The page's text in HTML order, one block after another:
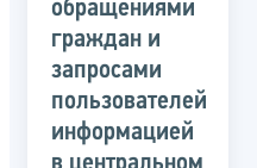
обращениями
граждан и
запросами
пользователей
информацией